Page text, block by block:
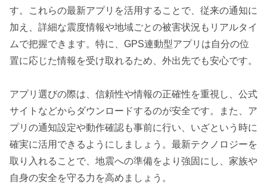
す。これらの最新アプリを活用することで、従来の通知に
加え、詳細な震度情報や地域ごとの被害状況もリアルタイ
ムで把握できます。特に、GPS連動型アプリは自分の位
置に応じた情報を受け取れるため、外出先でも安心です。
アプリ選びの際は、信頼性や情報の正確性を重視し、公式
サイトなどからダウンロードするのが安全です。また、ア
プリの通知設定や動作確認も事前に行い、いざという時に
確実に活用できるようにしましょう。最新テクノロジーを
取り入れることで、地震への準備をより強固にし、家族や
自身の安全を守る力を高めましょう。